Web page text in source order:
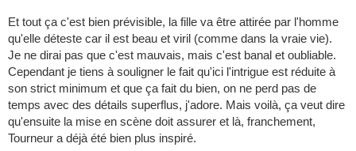
Et tout ça c'est bien prévisible, la fille va être attirée par l'homme
qu'elle déteste car il est beau et viril (comme dans la vraie vie).
Je ne dirai pas que c'est mauvais, mais c'est banal et oubliable.
Cependant je tiens à souligner le fait qu'ici l'intrigue est réduite à
son strict minimum et que ça fait du bien, on ne perd pas de
temps avec des détails superflus, j'adore. Mais voilà, ça veut dire
qu'ensuite la mise en scène doit assurer et là, franchement,
Tourneur a déjà été bien plus inspiré.